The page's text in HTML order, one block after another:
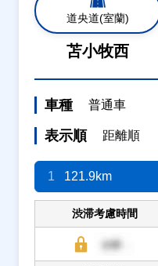
道央道(室蘭)
苫小牧西
車種 普通車
表示順 距離順
1 121.9km
渋滞考慮時間